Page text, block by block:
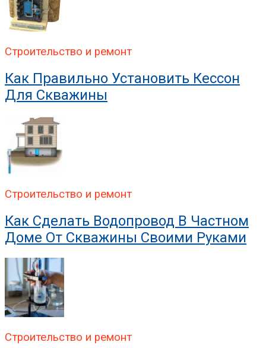
Строительство и ремонт
Как Правильно Установить Кессон
Для Скважины
Строительство и ремонт
Как Сделать Водопровод В Частном
Доме От Скважины Своими Руками
Строительство и ремонт